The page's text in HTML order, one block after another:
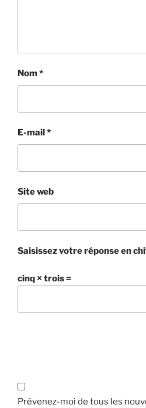
Nom*
E-mail*
Site web
Saisissez votre réponse en
cinq × trois =
Prévenez-moi de tous les